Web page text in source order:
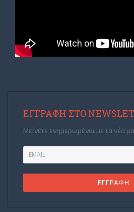
ΕΓΓΡΑΦΉ ΣΤΟ
Μείνετε ενημερωμένοι με τα νέα